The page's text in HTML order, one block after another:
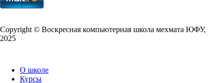
Copy­right © Воскресная компьютерная школа мехмата ЮФУ,
2025
О школе
Курсы